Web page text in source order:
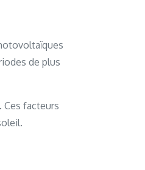
de plus
facteurs